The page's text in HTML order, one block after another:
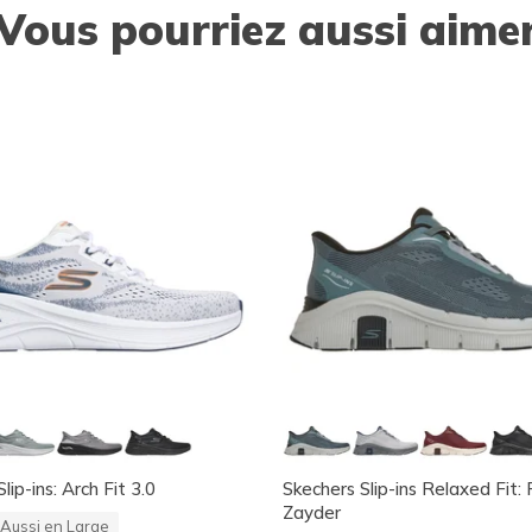
pourriez aussi
ins: Arch Fit 3.0
Aussi en Large
Skechers Slip-ins Relaxed Fit:
Zayder